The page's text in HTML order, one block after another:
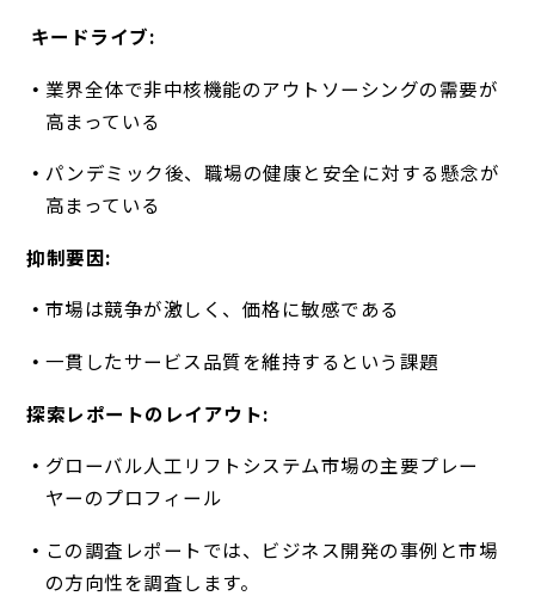
キードライブ:
業界全体で非中核機能のアウトソーシングの需要が
高まっている
パンデミック後、職場の健康と安全に対する懸念が
高まっている
抑制要因:
市場は競争が激しく、価格に敏感である
一貫したサービス品質を維持するという課題
探索レポートのレイアウト:
グローバル人工リフトシステム市場の主要プレー
ヤーのプロフィール
この調査レポートでは、ビジネス開発の事例と市場
の方向性を調査します。